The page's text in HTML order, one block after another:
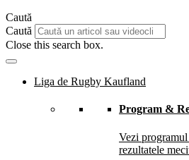
Caută
Caută
Close this search box.
Liga de Rugby Kaufland
Program &
Vezi
rezultatele